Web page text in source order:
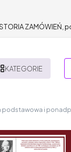
ZAMÓWIEŃ,
KATEGORIE
podstawowa i